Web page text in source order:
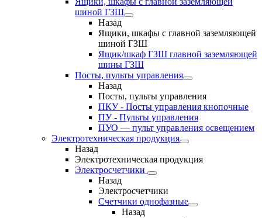
шиной ГЗШ
Назад
Ящики, шкафы с главной заземляющей
шиной ГЗШ
Ящик/шкаф ГЗШ главной заземляющей
шины ГЗШ
Посты, пульты управления
Назад
Посты, пульты управления
ПКУ - Посты управления кнопочные
ПУ - Пульты управления
ПУО — пульт управления освещением
Электротехническая продукция
Назад
Электротехническая продукция
Электросчетчики
Назад
Электросчетчики
Счетчики однофазные
Назад